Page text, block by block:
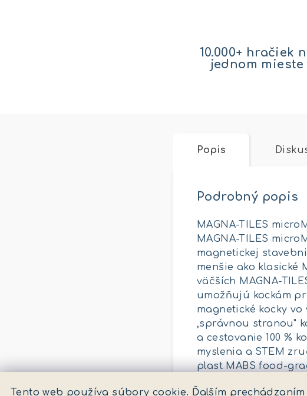
Tento web používa súbory cookie. Ďalším prechádzaním
10.000+ hračiek
jednom mieste
Popis
Podrobný popis
MAGNA-TILES
MAGNA-TILES
magnetickej
menšie ako klasické
väčších MAGNA-
umožňujú kockám
magnetické kocky
„správnou stranou"
a cestovanie 100 %
myslenia a STEM
plast MABS food-
kocka microMAGS